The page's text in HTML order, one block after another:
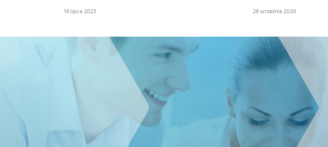
14 lipca 2023 29 września 2020